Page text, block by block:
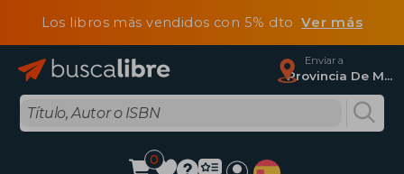
Los libros más vendidos con 5% dtoVer más
Enviar a
Provincia De Madrid
0